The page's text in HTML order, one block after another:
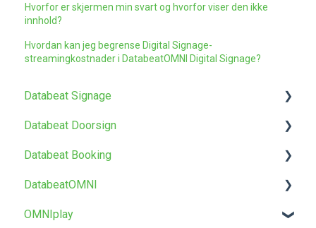
Hvorfor er skjermen min svart og hvorfor viser den ikke
innhold?
Hvordan kan jeg begrense Digital Signage-
streamingkostnader i DatabeatOMNI Digital Signage?
Databeat Signage
Kom i gang
Media
Lokasjoner
Brukere
Databeat Doorsign
Kom i gang
Oppsett og konfigurasjon
Databeat Overview
Databeat Booking
Kom i gang
DatabeatOMNI
Om DatabeatOMNI
OMNIplay